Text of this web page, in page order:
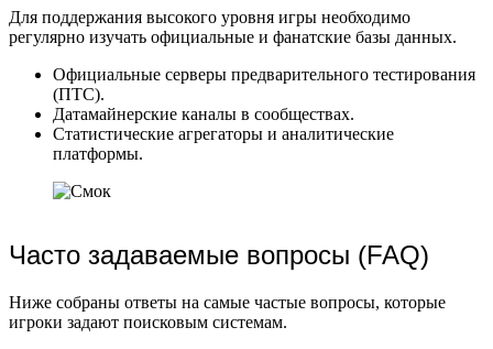
Для поддержания высокого уровня игры необходимо
регулярно изучать официальные и фанатские базы данных.
Официальные серверы предварительного тестирования
(ПТС).
Датамайнерские каналы в сообществах.
Статистические агрегаторы и аналитические
платформы.
Часто задаваемые вопросы (FAQ)
Ниже собраны ответы на самые частые вопросы, которые
игроки задают поисковым системам.